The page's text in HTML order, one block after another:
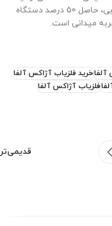
بگیرید. فراموش نکنید که موفقیت در گنج‌یابی، حاصل 50 درصد دستگاه
خرید فلزیاب آژاکس آلفا
فلزیاب آژاکس آلفا
قدیمی‌تر